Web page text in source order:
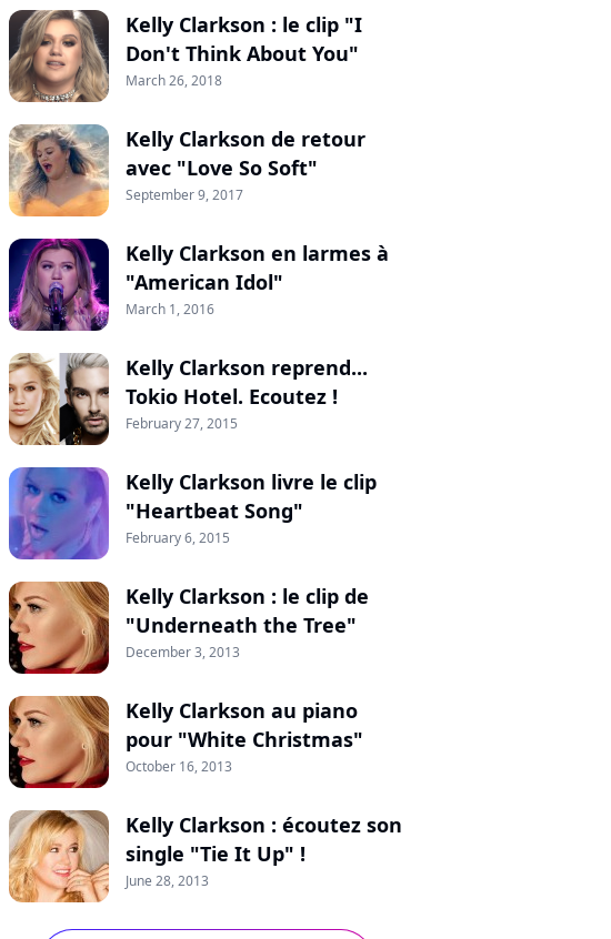
Kelly Clarkson : le clip "I
Don't Think About You"
March 26, 2018
Kelly Clarkson de retour
avec "Love So Soft"
September 9, 2017
Kelly Clarkson en larmes à
"American Idol"
March 1, 2016
Kelly Clarkson reprend...
Tokio Hotel. Ecoutez !
February 27, 2015
Kelly Clarkson livre le clip
"Heartbeat Song"
February 6, 2015
Kelly Clarkson : le clip de
"Underneath the Tree"
December 3, 2013
Kelly Clarkson au piano
pour "White Christmas"
October 16, 2013
Kelly Clarkson : écoutez son
single "Tie It Up" !
June 28, 2013